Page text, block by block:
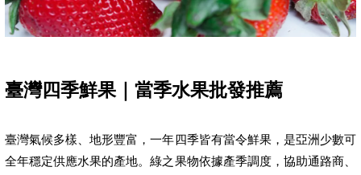
臺灣四季鮮果｜當季水果批發推薦
臺灣氣候多樣、地形豐富，一年四季皆有當令鮮果，是亞洲少數可
全年穩定供應水果的產地。綠之果物依據產季調度，協助通路商、